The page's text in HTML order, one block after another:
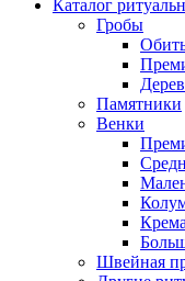
Каталог
Гробы
Памятники
Венки
Швейная